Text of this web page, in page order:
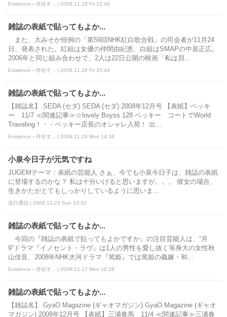
Existence～存在す... | 2008.11.28 Fri 15:46
雑誌の表紙で貼ってもよか...
また、大みそか恒例の「第59回NHK紅白歌合戦」の司会者が11月24
日、発表された。紅組は女優の仲間由紀恵、白組はSMAPの中居正広。
2006年と同じ組み合わせで、2人は22日公開の映画「私は貝...
Existence～存在す... | 2008.11.28 Fri 15:44
雑誌の表紙で貼ってもよか...
【雑誌名】 SEDA (セダ) SEDA (セダ) 2008年12月号 【表紙】ベッキ
ー 11/7 ≪関連記事≫☆lovely Boyss 128 ベッキー コートでWorld
Traveling！・・ベッキー店長のオシャレ入荷！ 出...
Existence～存在す... | 2008.11.24 Mon 14:39
小泉今日子が元気ですね
JUGEMテーマ：表紙の芸能人 さぁ、今でも小泉今日子は、雑誌の表紙
に登場するのかな？ 私は十分いけると思いますが。。。 彼女の場合、
生きかたがとてもしっかりしているように思いま...
流行通信 | 2008.11.23 Sun 13:32
雑誌の表紙で貼ってもよか...
今回の『雑誌の表紙で貼ってもよかですか』の注目芸能人は、“月
9”ドラマ『イノセント・ラヴ』は1人の男性を愛し抜く等身大の女性秋
山佳音、2008年NHK大河ドラマ『篤姫』では篤姫の義嫁・和...
Existence～存在す... | 2008.11.17 Mon 10:28
雑誌の表紙で貼ってもよか...
【雑誌名】 GyaO Magazine (ギャオマガジン) GyaO Magazine (ギャオ
マガジン) 2008年12月号 【表紙】三浦春馬 11/4 ≪関連記事≫三浦春